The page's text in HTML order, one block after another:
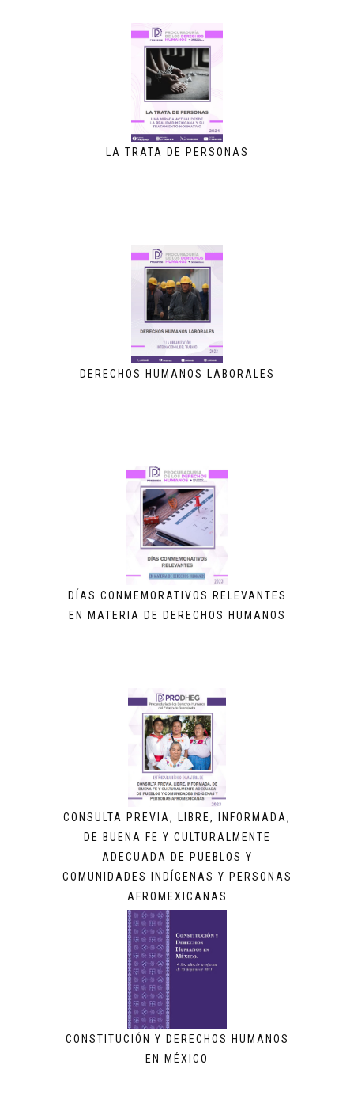
LA TRATA DE PERSONAS
DERECHOS HUMANOS LABORALES
DÍAS CONMEMORATIVOS RELEVANTES
EN MATERIA DE DERECHOS HUMANOS
CONSULTA PREVIA, LIBRE, INFORMADA,
DE BUENA FE Y CULTURALMENTE
ADECUADA DE PUEBLOS Y
COMUNIDADES INDÍGENAS Y PERSONAS
AFROMEXICANAS
CONSTITUCIÓN Y DERECHOS HUMANOS
EN MÉXICO